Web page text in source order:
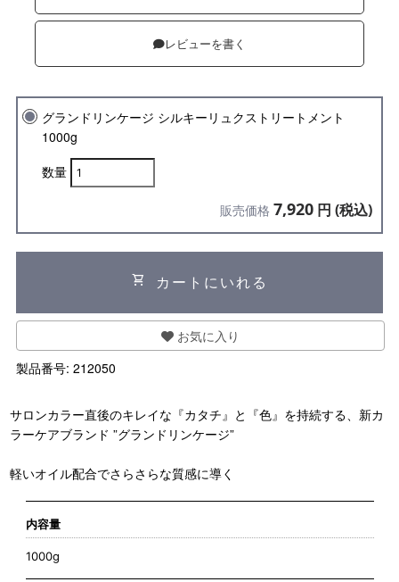
レビューを書く
グランドリンケージ シルキーリュクストリートメント
1000g
数量
販売価格 7,920 円 (税込)
shopping_cart カートにいれる
お気に入り
製品番号: 212050
サロンカラー直後のキレイな『カタチ』と『色』を持続する、新カ
ラーケアブランド ”グランドリンケージ”
軽いオイル配合でさらさらな質感に導く
内容量
1000g